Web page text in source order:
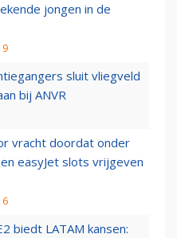
jongen in de
sluit vliegveld
bij ANVR
vracht doordat onder
easyJet slots vrijgeven
biedt LATAM kansen: